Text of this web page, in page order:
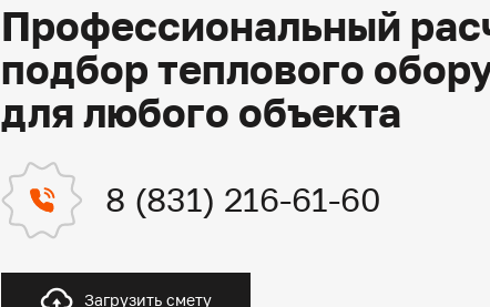
Профессиональный
подбор теплового
для любого объекта
8 (831) 216-61-60
Загрузить смету